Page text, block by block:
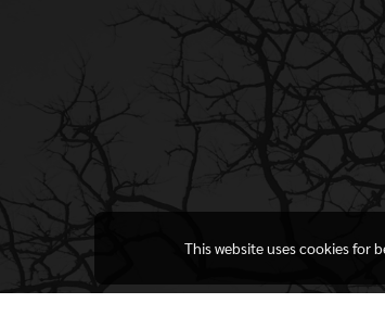
This website uses cookies for